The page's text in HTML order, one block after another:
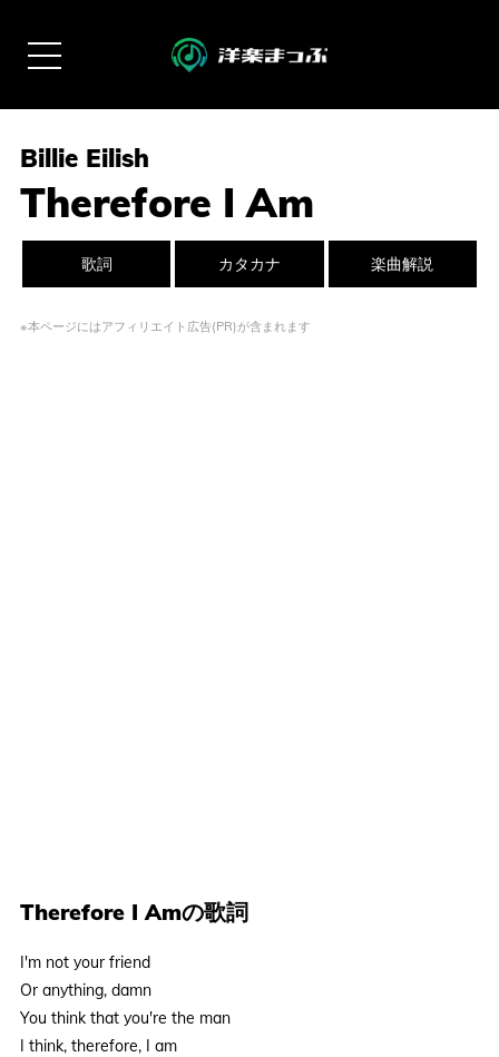
Billie Eilish
Therefore I Am
歌詞 カタカナ 楽曲解説
※本ページにはアフィリエイト広告(PR)が含まれます
Therefore I Amの歌詞
I'm not your friend
Or anything, damn
You think that you're the man
I think, therefore, I am